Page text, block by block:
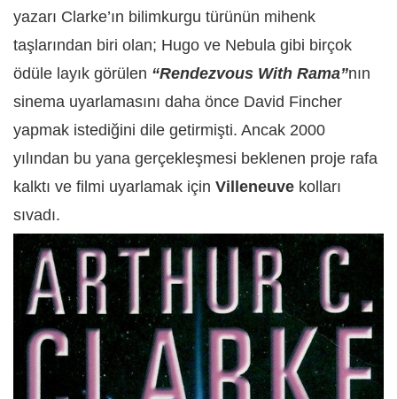
yazarı Clarke’ın bilimkurgu türünün mihenk
taşlarından biri olan; Hugo ve Nebula gibi birçok
ödüle layık görülen “Rendezvous With Rama”nın
sinema uyarlamasını daha önce David Fincher
yapmak istediğini dile getirmişti. Ancak 2000
yılından bu yana gerçekleşmesi beklenen proje rafa
kalktı ve filmi uyarlamak için Villeneuve kolları
sıvadı.